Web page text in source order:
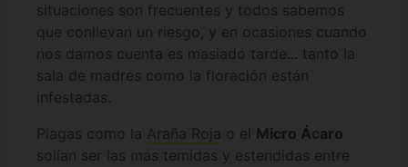
situaciones son frecuentes y todos sabemos
que conllevan un riesgo, y en ocasiones cuando
nos damos cuenta es masiado tarde... tanto la
sala de madres como la floración están
infestadas.
Plagas como la Araña Roja o el Micro Ácaro
solían ser las más temidas y estendidas entre